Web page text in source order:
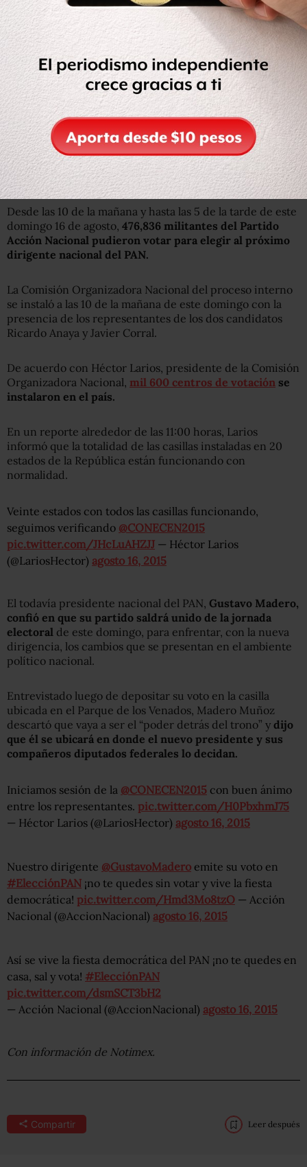
Juarez) y Querétaro.
Precisó que habrán de revisar toda la magnitud de todos
los incidentes y se presentarán las denuncias
correspondientes.
En tanto, Ricardo
Anaya confió en obtener una victoria
“contundente”.“Nuestro llamado es a que, todas y todos
los militantes del PAN salgamos el día de hoy a votar.Esta
debe ser una fiesta democrática, a votar de manera
libre, directa y secreta”, expresó el aspirante a la
dirigencia del partido albiazul.
Desde las 10 de la mañana y hasta las 5 de la tarde de este
domingo 16 de agosto, 476,836 militantes del Partido
Acción Nacional pudieron votar para elegir al próximo
dirigente nacional del PAN.
La Comisión Organizadora Nacional del proceso interno
se instaló a las 10 de la mañana de este domingo con la
presencia de los representantes de los dos candidatos
Ricardo Anaya y Javier Corral.
De acuerdo con Héctor Larios, presidente de la Comisión
Organizadora Nacional, mil 600 centros de votación se
instalaron en el país.
En un reporte alrededor de las 11:00 horas, Larios
informó que la totalidad de las casillas instaladas en 20
estados de la República están funcionando con
normalidad.
Veinte estados con todos las casillas funcionando,
seguimos verificando @CONECEN2015
pic.twitter.com/JHcLuAHZJJ — Héctor Larios
(@LariosHector) agosto 16, 2015
El todavía presidente nacional del PAN, Gustavo Madero,
confió en que su partido saldrá unido de la jornada
electoral de este domingo, para enfrentar, con la nueva
dirigencia, los cambios que se presentan en el ambiente
político nacional.
Entrevistado luego de depositar su voto en la casilla
ubicada en el Parque de los Venados, Madero Muñoz
descartó que vaya a ser el “poder detrás del trono” y dijo
que él se ubicará en donde el nuevo presidente y sus
compañeros diputados federales lo decidan.
Iniciamos sesión de la @CONECEN2015 con buen ánimo
entre los representantes. pic.twitter.com/H0PbxhmJ75
— Héctor Larios (@LariosHector) agosto 16, 2015
Nuestro dirigente @GustavoMadero emite su voto en
#ElecciónPAN ¡no te quedes sin votar y vive la fiesta
democrática! pic.twitter.com/Hmd3Mo8tzO — Acción
Nacional (@AccionNacional) agosto 16, 2015
Así se vive la fiesta democrática del PAN ¡no te quedes en
casa, sal y vota! #ElecciónPAN
pic.twitter.com/dsmSCT3bH2
— Acción Nacional (@AccionNacional) agosto 16, 2015
Con información de Notimex.
Compartir Leer después